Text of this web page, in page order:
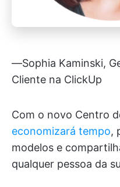
—Sophia Kaminski,
Cliente na ClickUp
Com o novo Centro
economizará tempo,
modelos e
qualquer pessoa da